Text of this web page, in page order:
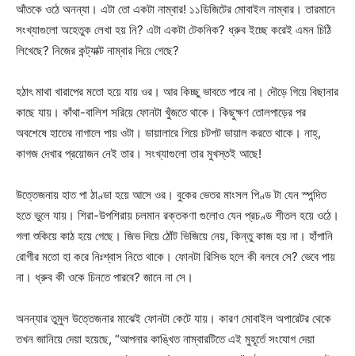
আঁতকে ওঠে অনন্যা। এটা তো একটা নাম্বার! ১১ডিজিটের মোবাইল নাম্বার। তারমানে
সংখ্যাগুলো অহেতুক লেখা হয় নি? এটা একটা টেকনিক? ধ্রুব ইচ্ছে করেই এমন চিঠি
লিখেছে? নিজের কন্ট্যাক্ট নাম্বার দিয়ে গেছে?
হঠাৎ মাথা খারাপের মতো হয়ে যায় ওর। আর কিচ্ছু ভাবতে পারে না। দৌড়ে গিয়ে বিছানার
কাছে যায়। কাঁথা-বালিশ সরিয়ে ফোনটা খুঁজতে থাকে। কিছুক্ষণ তোলপাড়ের পর
অবশেষে হাতের নাগালে পায় ওটা। ডায়ালারে গিয়ে চটপট ডায়াল করতে থাকে। নাহ্,
কাগজ দেখার প্রয়োজন নেই তার। সংখ্যাগুলো তার মুখস্তই আছে!
উত্তেজনায় হাত পা ঠাণ্ডা হয়ে আসে ওর। বুকের ভেতর মাংসল পিণ্ড টা যেন স্পন্দিত
হতে ভুলে যায়। শিরা-উপশিরায় চলমান রক্তকণা গুলোও যেন প্রচণ্ড শীতল হয়ে ওঠে।
গলা শুকিয়ে কাঠ হয়ে গেছে। জিভ দিয়ে ঠোঁট ভিজিয়ে নেয়, কিন্তু কাজ হয় না। হাঁপানি
রোগীর মতো হা করে নিঃশ্বাস নিতে থাকে। ফোনটা রিসিভ হলে কী বলবে সে? ভেবে পায়
না। ধ্রুব কী ওকে চিনতে পারবে? জানে না সে।
অনন্যার তুমুল উত্তেজনার মাঝেই ফোনটা কেটে যায়। কারণ মোবাইল অপারেটর থেকে
তখন জানিয়ে দেয়া হয়েছে, “আপনার কাঙ্খিত নাম্বারটিতে এই মুহূর্তে সংযোগ দেয়া